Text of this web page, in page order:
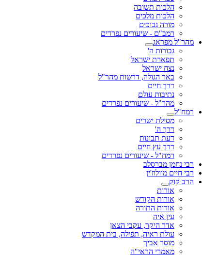
הלכות תשובה
הלכות מלכים
מורה נבוכים
רמב"ם - שיעורים נפרדים
מהר"ל מפראג
גבורות ה'
תפארת ישראל
נצח ישראל
באר הגולה, דרשות מהר"ל
דרך חיים
נתיבות עולם
מהר"ל - שיעורים נפרדים
רמח"ל
מסילת ישרים
דרך ה'
דעת תבונות
דרך עץ חיים
רמח"ל - שיעורים נפרדים
רבי נחמן מברסלב
רבי חיים מוולוז'ין
הרב קוק
אורות
אורות הקודש
אורות התורה
עין איה
אדר היקר, עקבי הצאן
עולת ראיה, תפילה, בית המקדש
מוסר אביך
מאמרי הראי"ה